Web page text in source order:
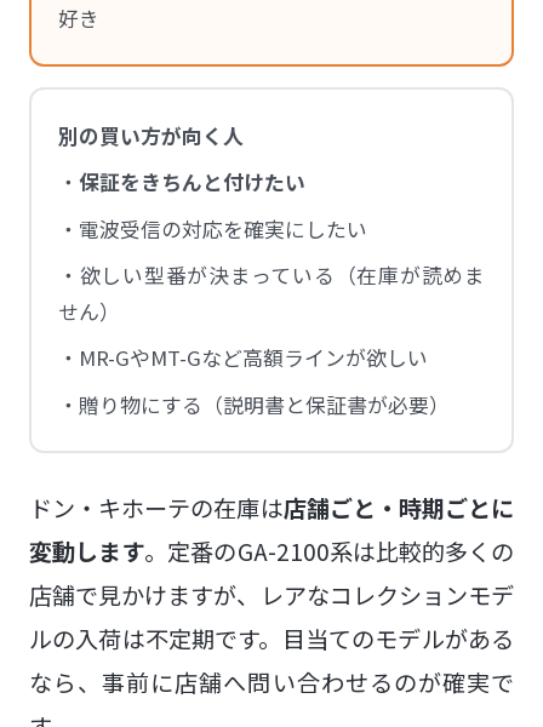
好き
別の買い方が向く人
・ 保証をきちんと付けたい
・電波受信の対応を確実にしたい
・欲しい型番が決まっている（在庫が読めま
せん）
・MR-GやMT-Gなど高額ラインが欲しい
・贈り物にする（説明書と保証書が必要）
ドン・キホーテの在庫は店舗ごと・時期ごとに
変動します。定番のGA-2100系は比較的多くの
店舗で見かけますが、レアなコレクションモデ
ルの入荷は不定期です。目当てのモデルがある
なら、事前に店舗へ問い合わせるのが確実で